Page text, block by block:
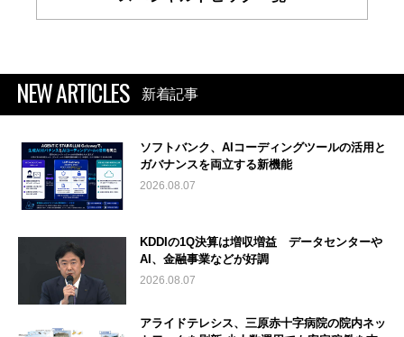
NEW ARTICLES 新着記事
ソフトバンク、AIコーディングツールの活用と
ガバナンスを両立する新機能
2026.08.07
KDDIの1Q決算は増収増益 データセンターや
AI、金融事業などが好調
2026.08.07
アライドテレシス、三原赤十字病院の院内ネッ